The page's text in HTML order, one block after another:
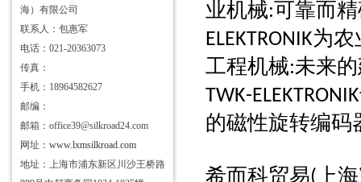
海）有限公司
联系人：包惠军
电话：021-20363073
传真：
手机：18964582627
邮编：
邮箱：office39@silkroad24.com
网址： www.lxmsilkroad.com
地址：上海市浦东新区川沙王桥路
业机械:可靠而
ELEKTRONIK为农
工程机械:未来
TWK-ELEKTRONIK
的磁性旋转编码
希而科贸易(上海